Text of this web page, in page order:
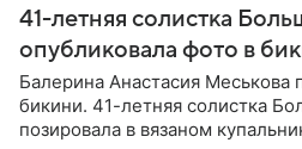
41-летняя солистка
опубликовала фото в
Балерина Анастасия Меськова
бикини. 41-летняя солистка
позировала в вязаном